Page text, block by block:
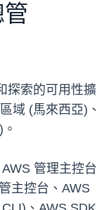
探索的可用性擴
域 (馬來西亞)、
管理主控台
主控台、AWS